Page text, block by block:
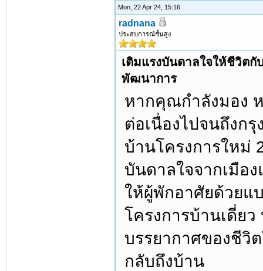
Mon, 22 Apr 24, 15:16
radnana
ประสบการณ์ชั้นสูง
เติมแรงบันดาลใจให้ชีวิต
พัฒนาการ
หากคุณกำลังมอง
ต่อเนื่องไปจนถึงก
บ้านโครงการใหม่
บันดาลใจจากเมือ
ให้ผู้พักอาศัยด้วยแ
โครงการบ้านเดี่ย
บรรยากาศของชีวิ
กลับถึงบ้าน